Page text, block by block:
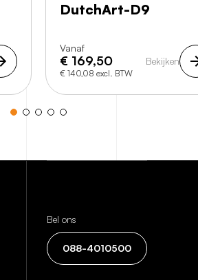
DutchArt-D9
Vanaf
€ 169,50
€ 140,08 excl. BTW
Bekijken
Bel ons
088-4010500